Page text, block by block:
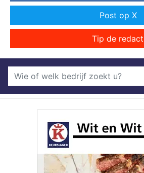
Post op X
Tip de